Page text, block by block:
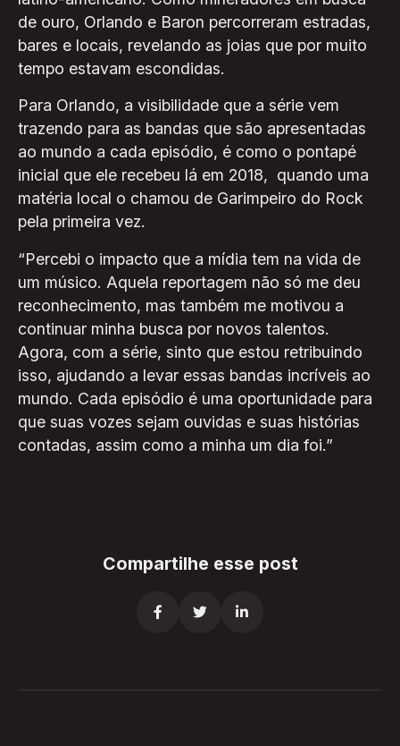
de ouro, Orlando e Baron percorreram estradas,
bares e locais, revelando as joias que por muito
tempo estavam escondidas.
Para Orlando, a visibilidade que a série vem
trazendo para as bandas que são apresentadas
ao mundo a cada episódio, é como o pontapé
inicial que ele recebeu lá em 2018, quando uma
matéria local o chamou de Garimpeiro do Rock
pela primeira vez.
“Percebi o impacto que a mídia tem na vida de
um músico. Aquela reportagem não só me deu
reconhecimento, mas também me motivou a
continuar minha busca por novos talentos.
Agora, com a série, sinto que estou retribuindo
isso, ajudando a levar essas bandas incríveis ao
mundo. Cada episódio é uma oportunidade para
que suas vozes sejam ouvidas e suas histórias
contadas, assim como a minha um dia foi.”
Compartilhe esse post
  